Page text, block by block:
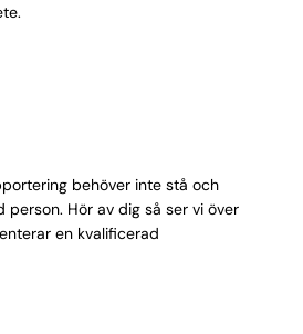
behöver inte stå och
person. Hör av dig så ser vi över
en kvalificerad